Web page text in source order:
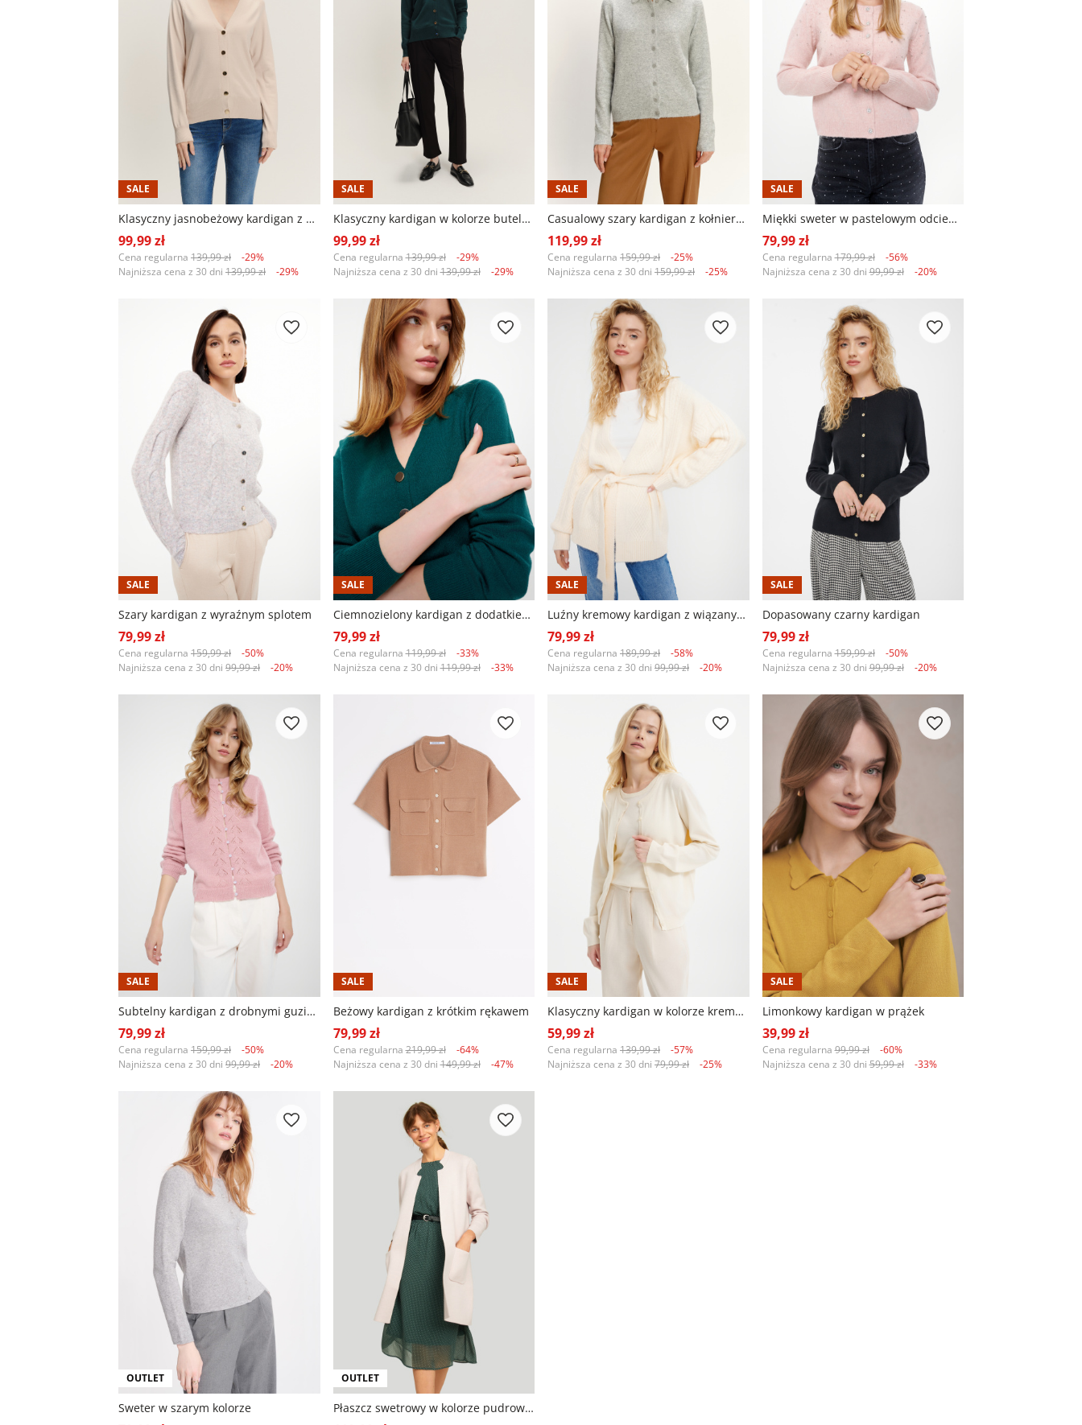
SALE
Klasyczny jasnobeżowy kardigan z kontrastowymi guzikami
99,99 zł
Cena regularna 139,99 zł
-29%
Najniższa cena z 30 dni 139,99 zł -29%
SALE
Klasyczny kardigan w kolorze butelkowej zieleni
99,99 zł
Cena regularna139,99 zł
-29%
Najniższa cena z 30 dni139,99 zł -29%
SALE
Casualowy szary kardigan z kołnierzykiem
119,99 zł
Cena regularna 159,99 zł
-25%
Najniższa cena z 30 dni 159,99 zł -25%
SALE
Miękki sweter w pastelowym odcieniu różu
79,99 zł
Cena regularna179,99 zł
-56%
Najniższa cena z 30 dni99,99 zł -20%
SALE
Szary kardigan z wyraźnym splotem
79,99 zł
Cena regularna 159,99 zł
-50%
Najniższa cena z 30 dni 99,99 zł -20%
SALE
Ciemnozielony kardigan z dodatkiem wiskozy
79,99 zł
Cena regularna119,99 zł
-33%
Najniższa cena z 30 dni119,99 zł -33%
SALE
Luźny kremowy kardigan z wiązanym paskiem
79,99 zł
Cena regularna 189,99 zł
-58%
Najniższa cena z 30 dni 99,99 zł -20%
SALE
Dopasowany czarny kardigan
79,99 zł
Cena regularna159,99 zł
-50%
Najniższa cena z 30 dni99,99 zł -20%
SALE
Subtelny kardigan z drobnymi guzikami
79,99 zł
Cena regularna 159,99 zł
-50%
Najniższa cena z 30 dni 99,99 zł -20%
SALE
Beżowy kardigan z krótkim rękawem
79,99 zł
Cena regularna219,99 zł
-64%
Najniższa cena z 30 dni149,99 zł -47%
SALE
Klasyczny kardigan w kolorze kremowym
59,99 zł
Cena regularna 139,99 zł
-57%
Najniższa cena z 30 dni 79,99 zł -25%
SALE
Limonkowy kardigan w prążek
39,99 zł
Cena regularna99,99 zł
-60%
Najniższa cena z 30 dni59,99 zł -33%
OUTLET
Sweter w szarym kolorze
OUTLET
Płaszcz swetrowy w kolorze pudrowego różu